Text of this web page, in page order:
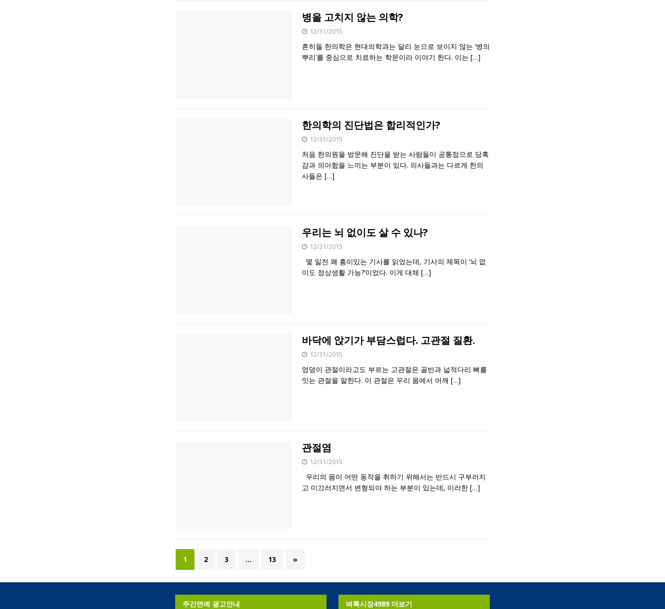
병을 고치지 않는 의학?
12/31/2015
흔히들 한의학은 현대의학과는 달리 눈으로 보이지 않는 ‘병의
뿌리’를 중심으로 치료하는 학문이라 이야기 한다. 이는 […]
한의학의 진단법은 합리적인가?
12/31/2015
처음 한의원을 방문해 진단을 받는 사람들이 공통점으로 당혹
감과 의아함을 느끼는 부분이 있다. 의사들과는 다르게 한의
사들은 […]
우리는 뇌 없이도 살 수 있나?
12/31/2015
몇 일전 꽤 흥미있는 기사를 읽었는데, 기사의 제목이 ‘뇌 없
이도 정상생활 가능?’이었다. 이게 대체 […]
바닥에 앉기가 부담스럽다. 고관절 질환.
12/31/2015
엉덩이 관절이라고도 부르는 고관절은 골반과 넓적다리 뼈를
잇는 관절을 말한다. 이 관절은 우리 몸에서 어깨 […]
관절염
12/31/2015
우리의 몸이 어떤 동작을 취하기 위해서는 반드시 구부러지
고 미끄러지면서 변형되야 하는 부분이 있는데, 이러한 […]
1 2 3 … 13 »
주간연예 광고안내 벼룩시장4989 더보기